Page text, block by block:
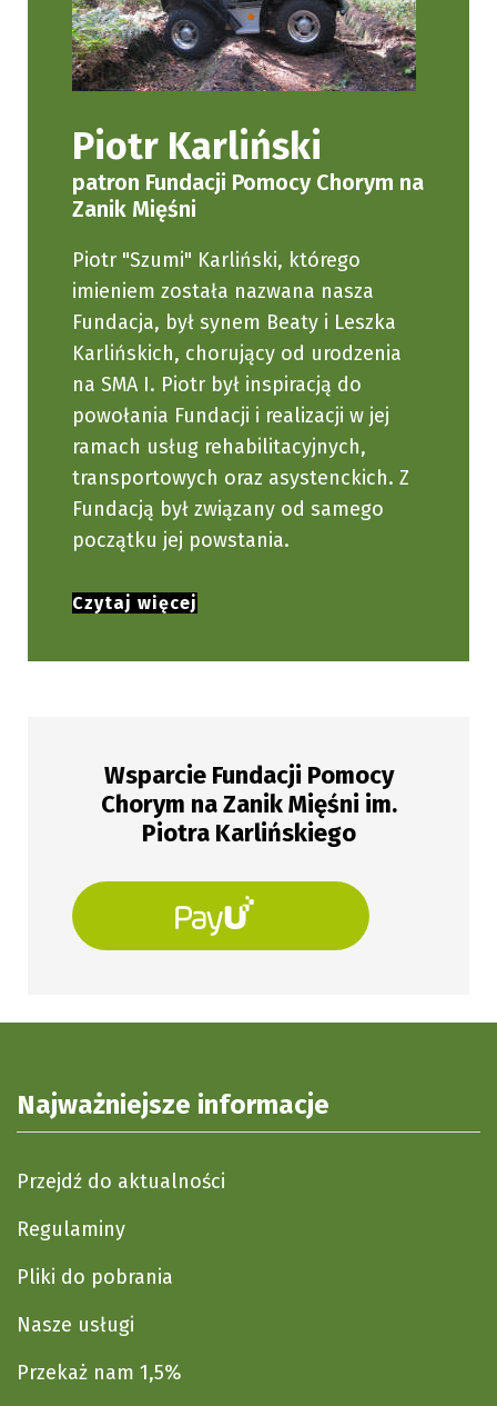
Piotr Karliński
patron Fundacji Pomocy Chorym na
Zanik Mięśni
Piotr "Szumi" Karliński, którego
imieniem została nazwana nasza
Fundacja, był synem Beaty i Leszka
Karlińskich, chorujący od urodzenia
na SMA I. Piotr był inspiracją do
powołania Fundacji i realizacji w jej
ramach usług rehabilitacyjnych,
transportowych oraz asystenckich. Z
Fundacją był związany od samego
początku jej powstania.
Czytaj więcej
Wsparcie Fundacji Pomocy
Chorym na Zanik Mięśni im.
Piotra Karlińskiego
Najważniejsze informacje
Przejdź do aktualności
Regulaminy
Pliki do pobrania
Nasze usługi
Przekaż nam 1,5%